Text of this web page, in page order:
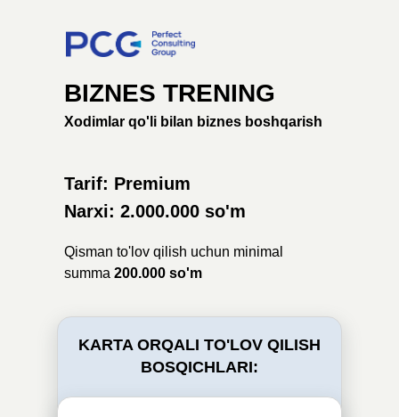
BIZNES TRENING
Tarif: Premium
Narxi: 2.000.000 so'm
KARTA ORQALI TO'LOV QILISH
BOSQICHLARI:
Xodimlar qo'li bilan biznes boshqarish
Qisman to'lov qilish uchun minimal
summa 200.000 so'm